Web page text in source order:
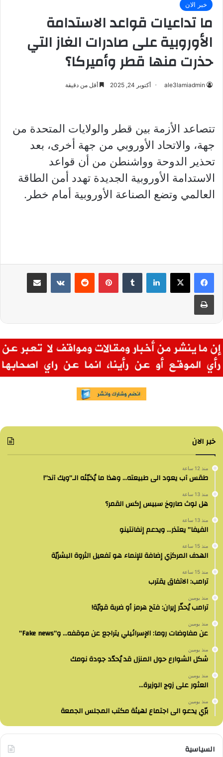
خبر الان
ما تداعيات قواعد الاستدامة
الأوروبية على صادرات الغاز التي
حذرت منها قطر وأميركا؟
ale3lamiadmin أكتوبر 24, 2025 أقل من دقيقة
تتصاعد الأزمة بين قطر والولايات المتحدة من
جهة، والاتحاد الأوروبي من جهة أخرى، بعد
تحذير الدوحة وواشنطن من أن قواعد
الاستدامة الأوروبية الجديدة تهدد أمن الطاقة
العالمي وتضع الصناعة الأوروبية أمام خطر.
لينكدإن بينتيريست مشاركة عبر البريد
طباعة
خبر الان
منذ 12 ساعة
طقس آب يعود الى طبيعته… وهذا ما يُخبّئه الـ”ويك آند”!
منذ 13 ساعة
هل لوث صاروخ سبيس إكس القمر؟
منذ 13 ساعة
الفيفا” يعتذر… ويدعم إنفانتينو
منذ 15 ساعة
الهدف المركزي إضافة للإنماء هو تفعيل الثروة البشريّة
منذ 15 ساعة
ترامب: الاتفاق يقترب
منذ يومين
ترامب يُحذّر إيران: فتح هرمز أو ضربة قويّة!
منذ يومين
عن مفاوضات روما: الإسرائيلي يتراجع عن موقفه… و”Fake news”
منذ يومين
شكل الشوارع حول المنزل قد يُحدّد جودة نومك
منذ يومين
العثور على زوج الوزيرة…
منذ يومين
برّي يدعو الى اجتماع لهيئة مكتب المجلس الجمعة
السياسية